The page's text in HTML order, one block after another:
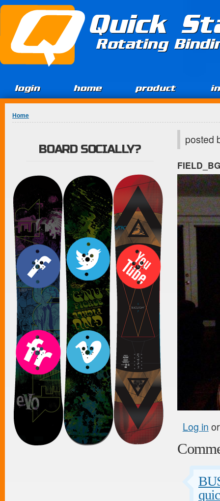
Jump to Content
Quick
Rotating
login home product
You are here
Home
posted
Log in
BOARD SOCIALLY?